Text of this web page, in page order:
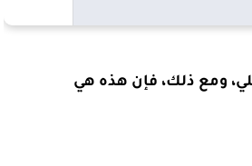
ومع ذلك، فإن هذه هي